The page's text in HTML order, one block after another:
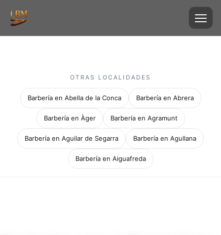
OTRAS LOCALIDADES
Barbería en Abella de la Conca Barbería en Abrera
Barbería en Àger Barbería en Agramunt
Barbería en Aguilar de Segarra Barbería en Agullana
Barbería en Aiguafreda